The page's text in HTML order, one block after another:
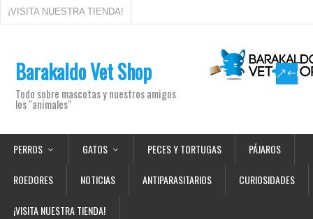
¡VISITA NUESTRA TIENDA!
Barakaldo Vet Shop
Todo sobre mascotas y nuestros amigos
los "animales"
PERROS GATOS PECES Y TORTUGAS PÁJAROS
ROEDORES NOTICIAS ANTIPARASITARIOS CURIOSIDADES
¡VISITA NUESTRA TIENDA!